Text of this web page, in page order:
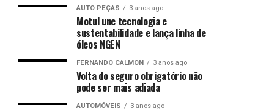
AUTO PEÇAS 3 anos ago
Motul une tecnologia e
sustentabilidade e lança linha de
óleos NGEN
FERNANDO CALMON 3 anos ago
Volta do seguro obrigatório não
pode ser mais adiada
AUTOMÓVEIS 3 anos ago